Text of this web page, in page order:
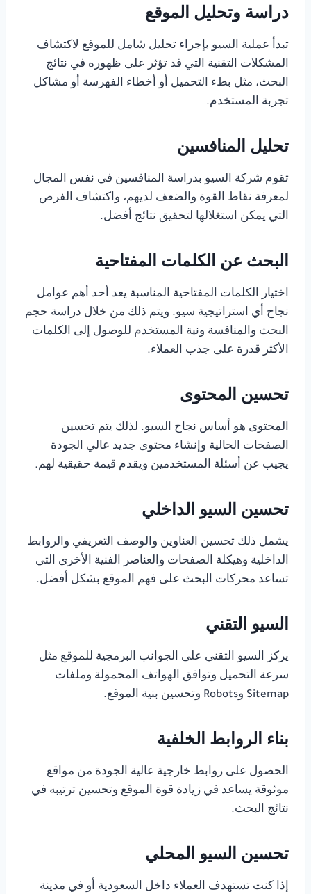
دراسة وتحليل الموقع
تبدأ عملية السيو بإجراء تحليل شامل للموقع لاكتشاف
المشكلات التقنية التي قد تؤثر على ظهوره في نتائج
البحث، مثل بطء التحميل أو أخطاء الفهرسة أو مشاكل
تجربة المستخدم.
تحليل المنافسين
تقوم شركة السيو بدراسة المنافسين في نفس المجال
لمعرفة نقاط القوة والضعف لديهم، واكتشاف الفرص
التي يمكن استغلالها لتحقيق نتائج أفضل.
البحث عن الكلمات المفتاحية
اختيار الكلمات المفتاحية المناسبة يعد أحد أهم عوامل
نجاح أي استراتيجية سيو. ويتم ذلك من خلال دراسة حجم
البحث والمنافسة ونية المستخدم للوصول إلى الكلمات
الأكثر قدرة على جذب العملاء.
تحسين المحتوى
المحتوى هو أساس نجاح السيو. لذلك يتم تحسين
الصفحات الحالية وإنشاء محتوى جديد عالي الجودة
يجيب عن أسئلة المستخدمين ويقدم قيمة حقيقية لهم.
تحسين السيو الداخلي
يشمل ذلك تحسين العناوين والوصف التعريفي والروابط
الداخلية وهيكلة الصفحات والعناصر الفنية الأخرى التي
تساعد محركات البحث على فهم الموقع بشكل أفضل.
السيو التقني
يركز السيو التقني على الجوانب البرمجية للموقع مثل
سرعة التحميل وتوافق الهواتف المحمولة وملفات
Sitemap وRobots وتحسين بنية الموقع.
بناء الروابط الخلفية
الحصول على روابط خارجية عالية الجودة من مواقع
موثوقة يساعد في زيادة قوة الموقع وتحسين ترتيبه في
نتائج البحث.
تحسين السيو المحلي
إذا كنت تستهدف العملاء داخل السعودية أو في مدينة